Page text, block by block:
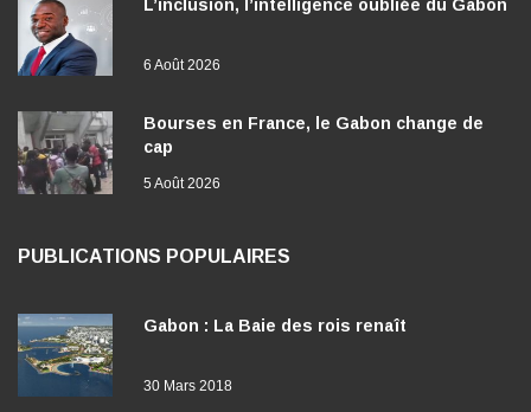
L’inclusion, l’intelligence oubliée du Gabon
6 Août 2026
Bourses en France, le Gabon change de
cap
5 Août 2026
PUBLICATIONS POPULAIRES
Gabon : La Baie des rois renaît
30 Mars 2018